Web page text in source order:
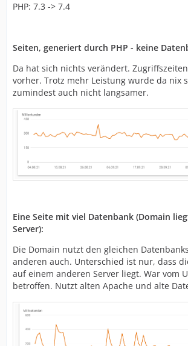
PHP: 7.3 -> 7.4
Seiten, generiert durch PHP - keine
Da hat sich nichts verändert.
vorher. Trotz mehr Leistung wurde da nix
zumindest auch nicht langsamer.
Eine Seite mit viel Datenbank (Domain
Server):
Die Domain nutzt den gleichen
anderen auch. Unterschied ist nur, dass
auf einem anderen Server liegt. War vom
betroffen. Nutzt alten Apache und alte